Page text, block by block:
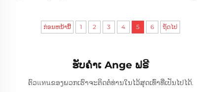
ມັດຕິ ບໍ່ມີຮ່າງກາຍ
ກ່ອນຫນ້ານີ້ 1 2 3 4 5 6 ຖັດໄປ
ຮັບຄຳເ Ange ຟຣີ
ຕົວแทนຂອງພວກເຮົາຈະຕິດຕໍ່ທ່ານໃນໄວ້ສຸດເທົ່າທີ່ເປັນໄປໄດ້.